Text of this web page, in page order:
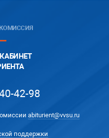
42-98
abiturient@vvsu.ru
поддержки